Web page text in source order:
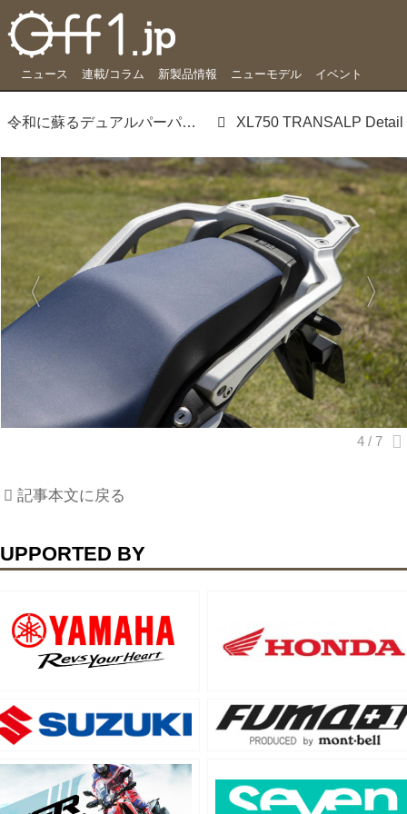
ニュース 連載/コラム 新製品情報 ニューモデル イベント
令和に蘇るデュアルパーパス、あらゆる道を快適に越えるXL750トランザルプ XL750 TRANSALP Detail
記事本文に戻る
BY